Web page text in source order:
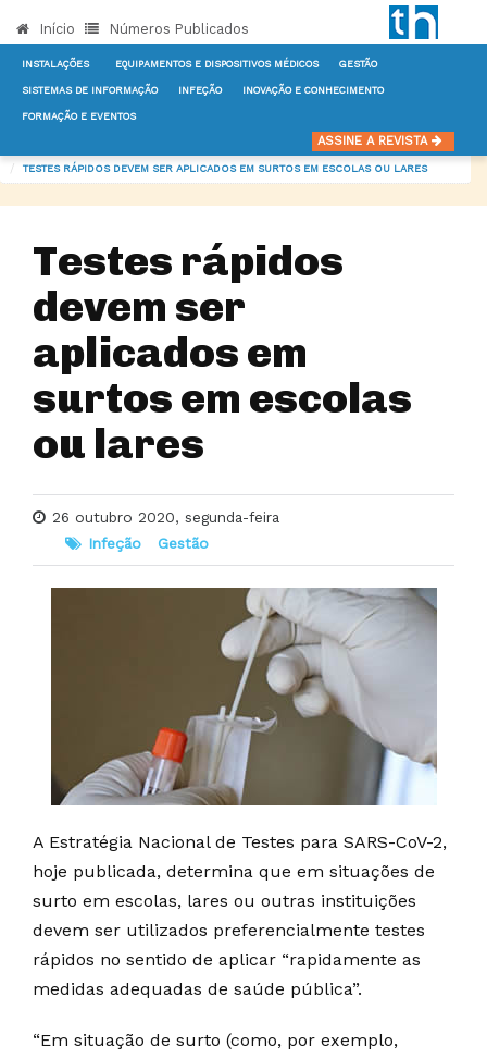
Início Números Publicados
INSTALAÇÕES EQUIPAMENTOS E DISPOSITIVOS MÉDICOS GESTÃO
SISTEMAS DE INFORMAÇÃO INFEÇÃO INOVAÇÃO E CONHECIMENTO
FORMAÇÃO E EVENTOS
ASSINE A REVISTA
TESTES RÁPIDOS DEVEM SER APLICADOS EM SURTOS EM ESCOLAS OU LARES
Testes rápidos
devem ser
aplicados em
surtos em escolas
ou lares
26 outubro 2020, segunda-feira
Infeção
Gestão
A Estratégia Nacional de Testes para SARS-CoV-2,
hoje publicada, determina que em situações de
surto em escolas, lares ou outras instituições
devem ser utilizados preferencialmente testes
rápidos no sentido de aplicar “rapidamente as
medidas adequadas de saúde pública”.
“Em situação de surto (como, por exemplo,